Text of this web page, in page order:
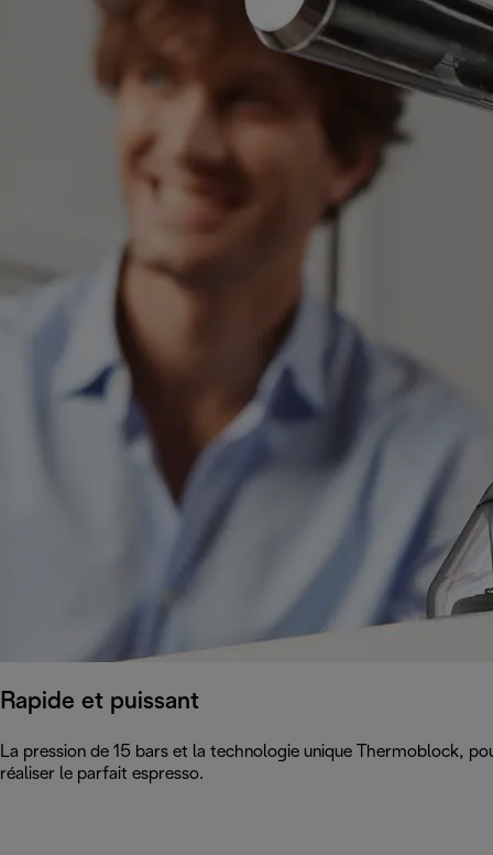
Rapide et puissant
La pression de 15 bars et la technologie unique Thermoblock,
réaliser le parfait espresso.